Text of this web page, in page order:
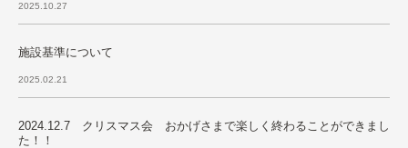
2025.10.27
施設基準について
2025.02.21
2024.12.7 クリスマス会 おかげさまで楽しく終わることができまし
た！！